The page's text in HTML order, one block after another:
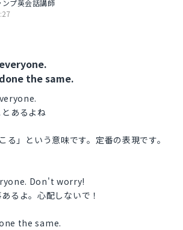
プ英会話講師
the same.
あるよね
」という意味です。定番の表現です。
Don't worry!
るよ。心配しないで！
the same.